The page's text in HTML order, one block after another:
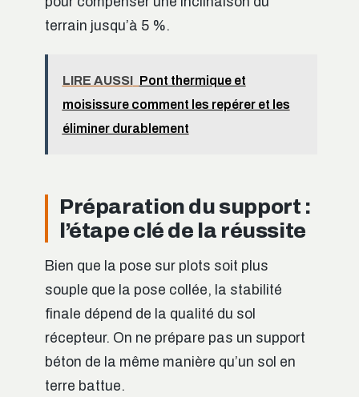
terrain jusqu’à 5 %.
LIRE AUSSI Pont thermique et
moisissure comment les repérer et les
éliminer durablement
Préparation du support :
l’étape clé de la réussite
Bien que la pose sur plots soit plus
souple que la pose collée, la stabilité
finale dépend de la qualité du sol
récepteur. On ne prépare pas un support
béton de la même manière qu’un sol en
terre battue.